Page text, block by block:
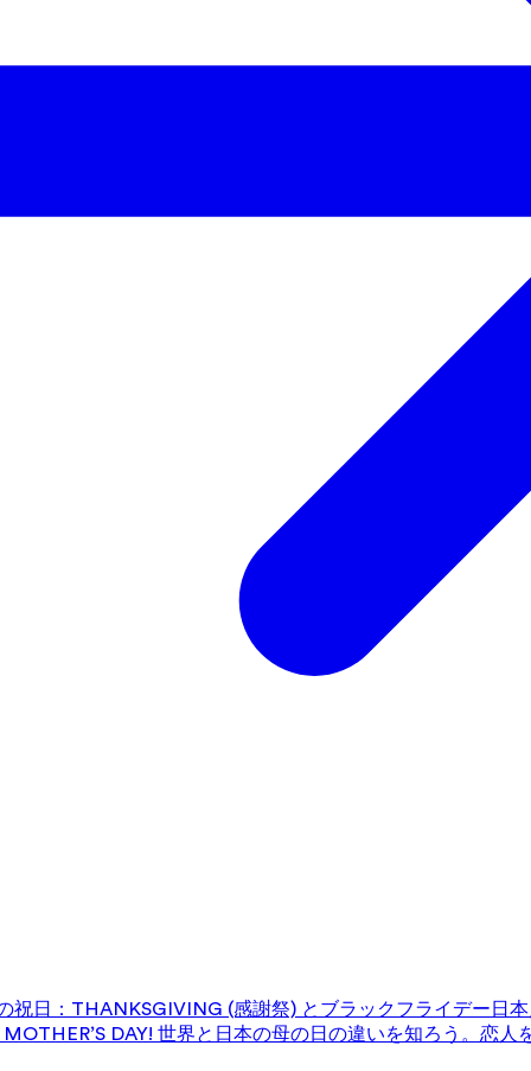
祝日：THANKSGIVING (感謝祭) とブラックフライデー 日
DAY! 世界と日本の母の日の違いを知ろう。 恋人